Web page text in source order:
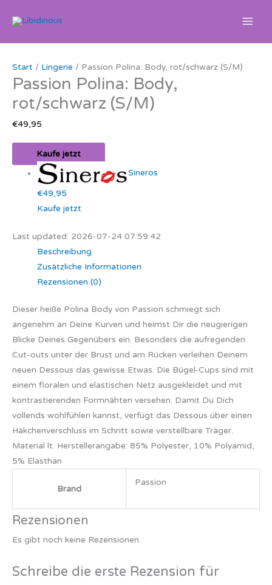
Inhalt
Start / Lingerie / Passion Polina: Body, rot/schwarz (S/M)
Passion Polina: Body,
rot/schwarz (S/M)
€49,95
Kaufe jetzt
Sineros
€49,95
Kaufe jetzt
Last updated: 2026-07-24 07:59:42
Beschreibung
Zusätzliche Informationen
Rezensionen (0)
Dieser heiße Polina Body von Passion schmiegt sich
angenehm an Deine Kurven und heimst Dir die neugierigen
Blicke Deines Gegenübers ein. Besonders die aufregenden
Cut-outs unter der Brust und am Rücken verleihen Deinem
neuen Dessous das gewisse Etwas. Die Bügel-Cups sind mit
einem floralen und elastischen Netz ausgekleidet und mit
kontrastierenden Formnähten versehen. Damit Du Dich
vollends wohlfühlen kannst, verfügt das Dessous über einen
Häkchenverschluss im Schritt sowie verstellbare Träger.
Material lt. Herstellerangabe: 85% Polyester, 10% Polyamid,
5% Elasthan
Brand
Passion
Rezensionen
Es gibt noch keine Rezensionen.
Schreibe die erste Rezension für